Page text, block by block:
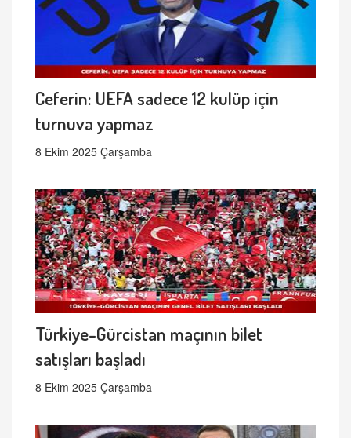
Ceferin: UEFA sadece 12 kulüp için
turnuva yapmaz
8 Ekim 2025 Çarşamba
Türkiye-Gürcistan maçının bilet
satışları başladı
8 Ekim 2025 Çarşamba